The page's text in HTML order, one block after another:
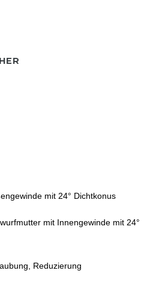
mit 24° Dichtkonus
mit Innengewinde mit 24°
Reduzierung